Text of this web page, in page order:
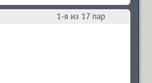
1-я из 17пар